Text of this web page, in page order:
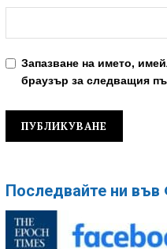
Запазване на името,
браузър за следващия
Последвайте ни във